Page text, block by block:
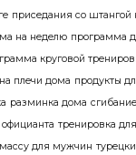
приседания со штангой
на неделю программа
круговой
плечи дома продукты
разминка дома сгибание
тренировка для
для мужчин